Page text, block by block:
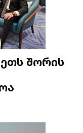
შორის